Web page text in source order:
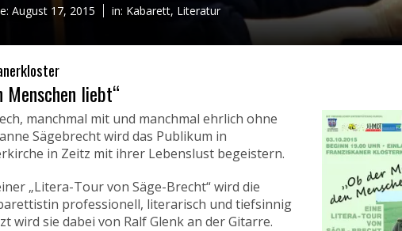
August 17, 2015 in: Kabarett, Literatur
Menschen liebt“
manchmal mit und manchmal ehrlich ohne
Sägebrecht wird das Publikum in
in Zeitz mit ihrer Lebenslust begeistern.
„Litera-Tour von Säge-Brecht“ wird die
professionell, literarisch und tiefsinnig
wird sie dabei von Ralf Glenk an der Gitarre.